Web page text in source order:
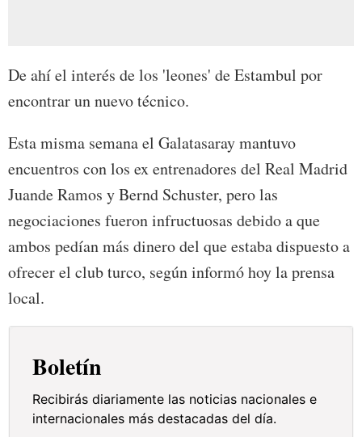
De ahí el interés de los 'leones' de Estambul por
encontrar un nuevo técnico.
Esta misma semana el Galatasaray mantuvo
encuentros con los ex entrenadores del Real Madrid
Juande Ramos y Bernd Schuster, pero las
negociaciones fueron infructuosas debido a que
ambos pedían más dinero del que estaba dispuesto a
ofrecer el club turco, según informó hoy la prensa
local.
Boletín
Recibirás diariamente las noticias nacionales e
internacionales más destacadas del día.